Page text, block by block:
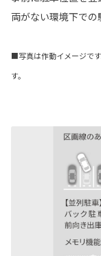
両がない環境下での
■写真は作動イメージで
す。